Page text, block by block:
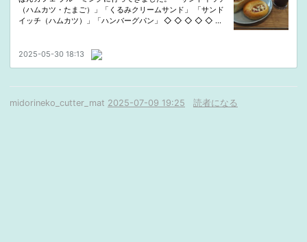
midorineko_cutter_mat 2025-07-09 19:25 読者になる